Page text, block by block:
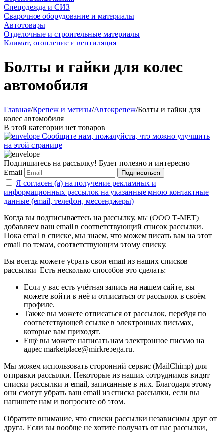
Спецодежда и СИЗ
Сварочное оборудование и материалы
Автотовары
Отделочные и строительные материалы
Климат, отопление и вентиляция
Болты и гайки для колес
автомобиля
Главная/Крепеж и метизы/Автокрепеж/Болты и гайки для
колес автомобиля
В этой категории нет товаров
Сообщите нам, пожалуйста, что можно улучшить
на этой странице
Подпишитесь на рассылку! Будет полезно и интересно
Email
Подписаться
Я согласен (а) на получение рекламных и
информационных рассылок на указанные мною контактные
данные (email, телефон, мессенджеры)
Когда вы подписываетесь на рассылку, мы (ООО Т-МЕТ)
добавляем ваш email в соответствующий список рассылки.
Пока email в списке, мы знаем, что можем писать вам на этот
email по темам, соответствующим этому списку.
Вы всегда можете убрать свой email из наших списков
рассылки. Есть несколько способов это сделать:
Если у вас есть учётная запись на нашем сайте, вы
можете войти в неё и отписаться от рассылок в своём
профиле.
Также вы можете отписаться от рассылок, перейдя по
соответствующей ссылке в электронных письмах,
которые вам приходят.
Ещё вы можете написать нам электронное письмо на
адрес marketplace@mirkrepega.ru.
Мы можем использовать сторонний сервис (MailChimp) для
отправки рассылки. Некоторые из наших сотрудников видят
списки рассылки и email, записанные в них. Благодаря этому
они смогут убрать ваш email из списка рассылки, если вы
напишете нам и попросите об этом.
Обратите внимание, что списки рассылки независимы друг от
друга. Если вы вообще не хотите получать от нас рассылки,